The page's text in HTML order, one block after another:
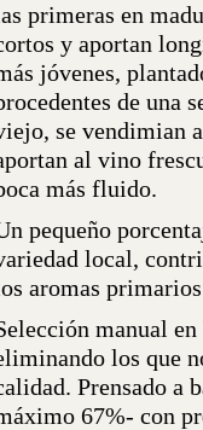
primeras en
y aportan
jóvenes,
de una
se vendimian
al vino
más fluido.
pequeño
local,
aromas
manual
los que
Prensado a
67%- con